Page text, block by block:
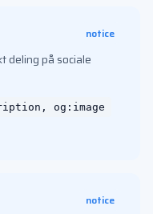
notice
deling på sociale
og:image
notice